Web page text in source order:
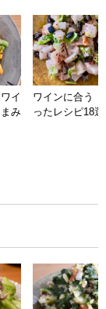
イ
み
ワインに合う
ったレシピ18